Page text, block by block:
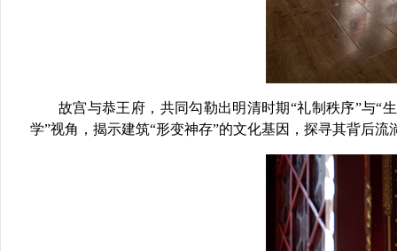
故宫与恭王府，共同勾勒出明清时期“礼制秩序”与“
学”视角， 揭示建筑“形变神存”的文化基因， 探寻其背后流